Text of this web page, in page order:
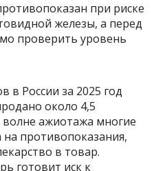
при риске
железы, а перед
проверить уровень
в России за 2025 год
около 4,5
ажиотажа многие
противопоказания,
в товар.
готовит иск к